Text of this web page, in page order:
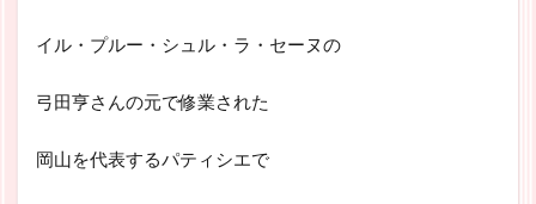
イル・プルー・シュル・ラ・セーヌの
弓田亨さんの元で修業された
岡山を代表するパティシエで